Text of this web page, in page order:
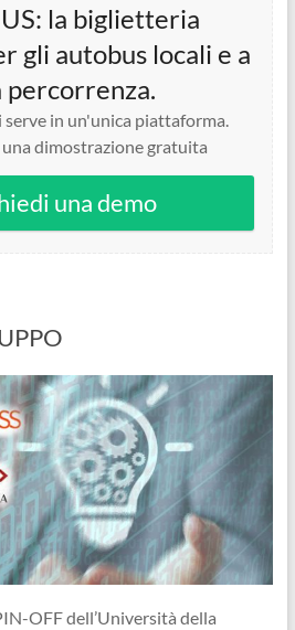
la biglietteria
gli autobus locali e a
percorrenza.
in un'unica piattaforma.
dimostrazione gratuita
una demo
OFF dell’Università della